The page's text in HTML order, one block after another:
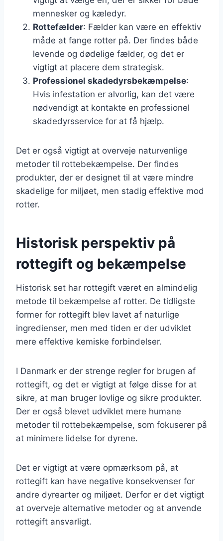
mennesker og kæledyr.
Rottefælder: Fælder kan være en effektiv
måde at fange rotter på. Der findes både
levende og dødelige fælder, og det er
vigtigt at placere dem strategisk.
Professionel skadedyrsbekæmpelse:
Hvis infestation er alvorlig, kan det være
nødvendigt at kontakte en professionel
skadedyrsservice for at få hjælp.
Det er også vigtigt at overveje naturvenlige
metoder til rottebekæmpelse. Der findes
produkter, der er designet til at være mindre
skadelige for miljøet, men stadig effektive mod
rotter.
Historisk perspektiv på
rottegift og bekæmpelse
Historisk set har rottegift været en almindelig
metode til bekæmpelse af rotter. De tidligste
former for rottegift blev lavet af naturlige
ingredienser, men med tiden er der udviklet
mere effektive kemiske forbindelser.
I Danmark er der strenge regler for brugen af
rottegift, og det er vigtigt at følge disse for at
sikre, at man bruger lovlige og sikre produkter.
Der er også blevet udviklet mere humane
metoder til rottebekæmpelse, som fokuserer på
at minimere lidelse for dyrene.
Det er vigtigt at være opmærksom på, at
rottegift kan have negative konsekvenser for
andre dyrearter og miljøet. Derfor er det vigtigt
at overveje alternative metoder og at anvende
rottegift ansvarligt.